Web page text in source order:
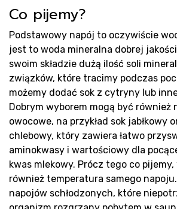
Co pijemy?
Podstawowy napój to oczywiście
jest to woda mineralna dobrej
swoim składzie dużą ilość soli
związków, które tracimy podczas
możemy dodać sok z cytryny lub
Dobrym wyborem mogą być również
owocowe, na przykład sok jabłkowy
chlebowy, który zawiera łatwo
aminokwasy i wartościowy dla
kwas mlekowy. Prócz tego co
również temperatura samego
napojów schłodzonych, które